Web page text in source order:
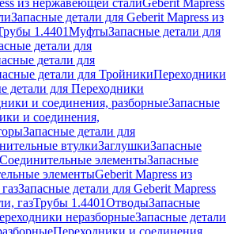
из нержавеющей сталиGeberit Mapress
Запасные детали для Geberit Mapress из
1.4401МуфтыЗапасные детали для
детали для
детали для
детали для ТройникиПереходники
детали для Переходники
и соединения, разборныеЗапасные
и соединения,
Запасные детали для
втулкиЗаглушкиЗапасные
Соединительные элементыЗапасные
элементыGeberit Mapress из
Запасные детали для Geberit Mapress
газТрубы 1.4401ОтводыЗапасные
неразборныеЗапасные детали
Переходники и соединения,